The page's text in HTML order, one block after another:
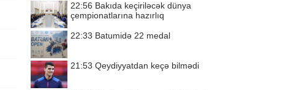
22:56 Bakıda keçiriləcək dünya
çempionatlarına hazırlıq
22:33 Batumidə 22 medal
21:53 Qeydiyyatdan keçə bilmədi